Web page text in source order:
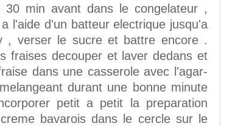
min avant dans le congelateur ,
l'aide d'un batteur electrique jusqu'a
, verser le sucre et battre encore .
fraises decouper et laver dedans et
dans une casserole avec l'agar-
durant une bonne minute
petit a petit la preparation
bavarois dans le cercle sur le